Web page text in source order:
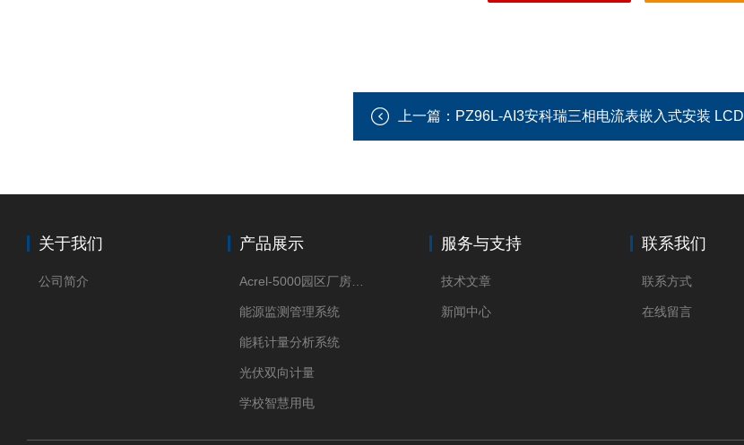
上一篇： PZ96L-AI3安科瑞三相电流表嵌入式安装 LCD显示
关于我们
公司简介
产品展示
能源监测管理系统
能耗计量分析系统
光伏双向计量
学校智慧用电
服务与支持
技术文章
新闻中心
联系我们
联系方式
在线留言